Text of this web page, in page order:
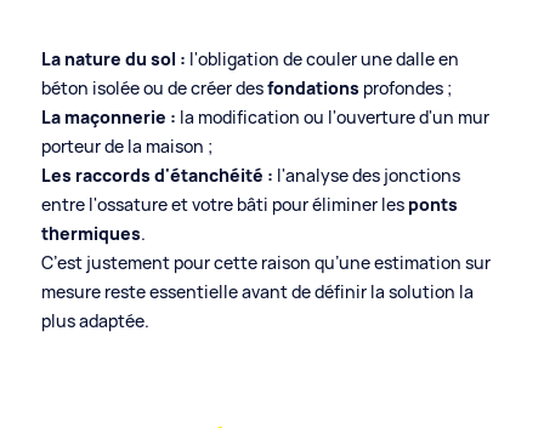
La nature du sol : l'obligation de couler une dalle en
béton isolée ou de créer desfondations profondes ;
La maçonnerie : la modification ou l'ouverture d'un mur
porteur de la maison ;
Les raccords d'étanchéité : l'analyse des jonctions
entre l'ossature et votre bâti pour éliminer les ponts
thermiques.
C’est justement pour cette raison qu’une estimation sur
mesure reste essentielle avant de définir la solution la
plus adaptée.